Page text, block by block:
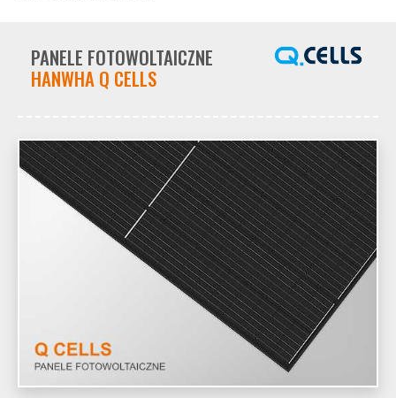
PANELE FOTOWOLTAICZNE
HANWHA Q CELLS